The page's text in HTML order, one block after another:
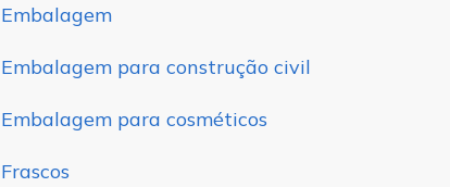
Embalagem
Embalagem para construção civil
Embalagem para cosméticos
Frascos